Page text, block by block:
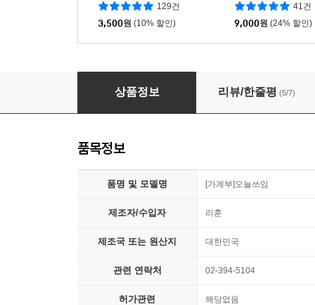
129건
3,500원 (10% 할인)
41건
9,000원 (24% 할인)
가계부 오늘쓰임
상품정보 리뷰/한줄평 (5/7)
품목정보
품명 및 모델명 [가계부]오늘쓰임
제조자/수입자 리훈
제조국 또는 원산지 대한민국
관련 연락처 02-394-5104
허가관련 해당없음